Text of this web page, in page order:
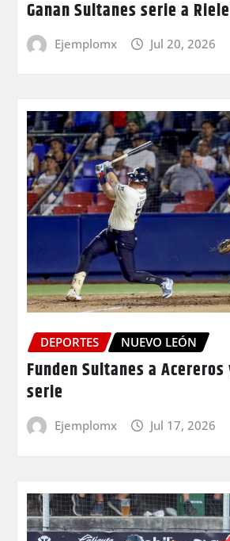
Ganan Sultanes serie a
Ejemplomx Jul 20, 2026
DEPORTES NUEVO LEÓN
Funden Sultanes a
serie
Ejemplomx Jul 17, 2026